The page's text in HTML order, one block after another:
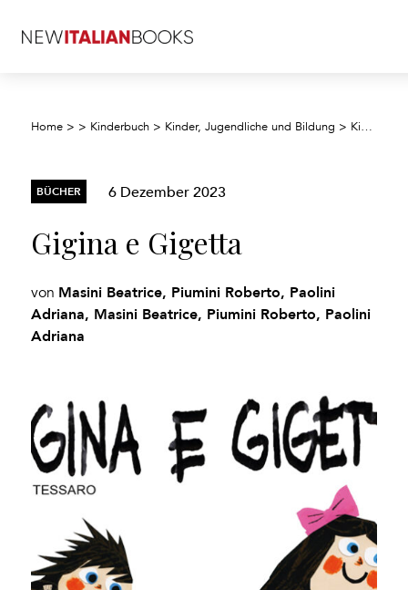
Home > > Kinderbuch > Kinder, Jugendliche und Bildung > Kinder/Jugendliche: Allgemeine Interessen
BÜCHER 6 Dezember 2023
Gigina e Gigetta
von Masini Beatrice, Piumini Roberto, Paolini
Adriana, Masini Beatrice, Piumini Roberto, Paolini
Adriana